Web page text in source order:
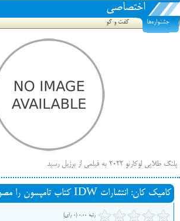
اختصاصی
جشنواره‌ها گفت و گو
پلنگ طلایی لوکارنو ۲۰۲۲ به فیلمی از برزیل رسید
فهرست فیلم‌های بخش مسابقه جشنواره فیلم ونیز ۲۰۲۲ مشخص شد، سهم پررنگ ایرانی‌ها
بیرون راندن فیلم‌های منتسب به حامیان کرملین از جشنواره کن، راه
کامیک کان: انتشارات IDW کتاب تامپسون را مصور می‌کند
رتبه 0.00 (0 رای)